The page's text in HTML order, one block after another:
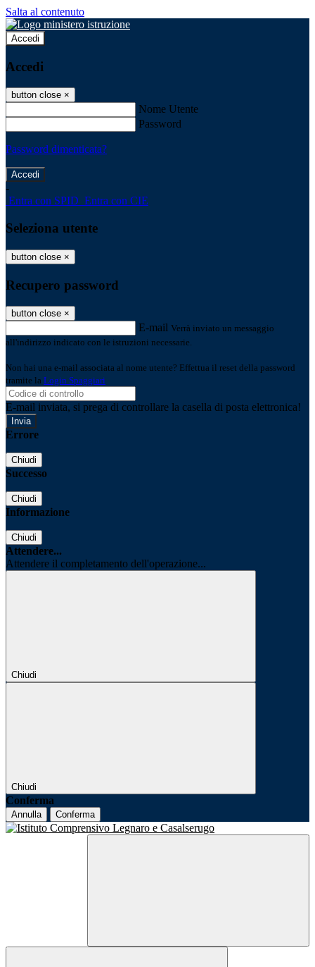
Salta al contenuto
Accedi
Accedi
button close ×
Nome Utente
Password
Password dimenticata?
-
Entra con SPID Entra con CIE
Seleziona utente
button close ×
Recupero password
button close ×
E-mail Verrà inviato un messaggio
all'indirizzo indicato con le istruzioni necessarie.
Non hai una e-mail associata al nome utente? Effettua il reset della password
tramite la Login Spaggiari
E-mail inviata, si prega di controllare la casella di posta elettronica!
Errore
Chiudi
Successo
Chiudi
Informazione
Chiudi
Attendere...
Attendere il completamento dell'operazione...
Chiudi
Chiudi
Conferma
Annulla Conferma